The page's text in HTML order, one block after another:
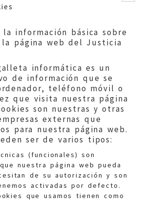
la información básica sobre
página web del Justicia
informática es un
de información que se
teléfono móvil o
que visita nuestra página
son nuestras y otras
externas que
para nuestra página web.
ser de varios tipos:
(funcionales) son
nuestra página web pueda
de su autorización y son
activadas por defecto.
que usamos tienen como